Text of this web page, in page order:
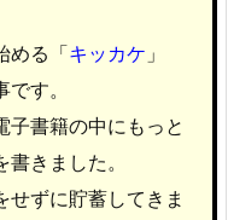
める「キッカケ 」
す。
子書籍の中にもっと
きました。
せずに貯蓄してきま